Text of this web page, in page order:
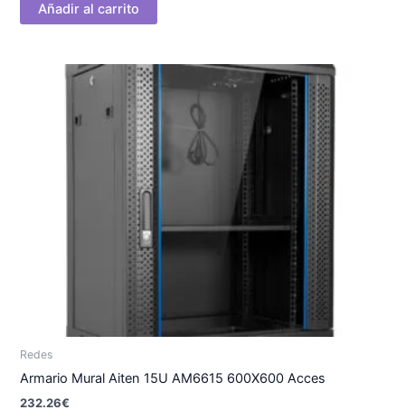
Añadir al carrito
Redes
Armario Mural Aiten 15U AM6615 600X600 Acces
232.26€